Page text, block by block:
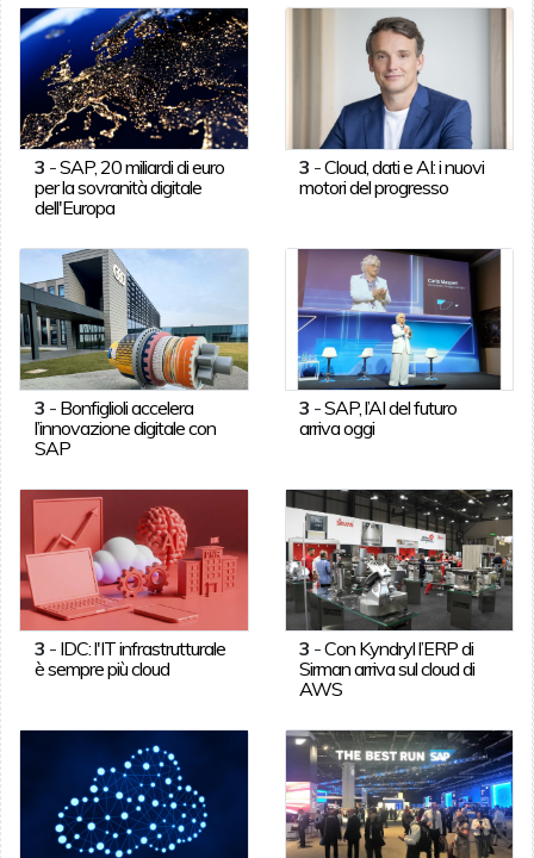
3 -SAP, 20 miliardi di euro
per la sovranità digitale
dell'Europa
3 -Cloud, dati e AI: i nuovi
motori del progresso
3 - Bonfiglioli accelera
l’innovazione digitale con
SAP
3 -SAP, l’AI del futuro
arriva oggi
3 - IDC: l'IT infrastrutturale
è sempre più cloud
3 -Con Kyndryl l’ERP di
Sirman arriva sul cloud di
AWS